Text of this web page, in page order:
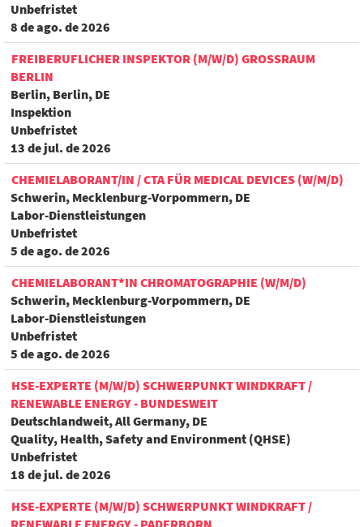
Unbefristet
8 de ago. de 2026
FREIBERUFLICHER INSPEKTOR (M/W/D) GROSSRAUM B
ERLIN
Berlin, Berlin, DE
Inspektion
Unbefristet
13 de jul. de 2026
CHEMIELABORANT/IN / CTA FÜR MEDICAL DEVICES (W/M/D)
Schwerin, Mecklenburg-Vorpommern, DE
Labor-Dienstleistungen
Unbefristet
5 de ago. de 2026
CHEMIELABORANT*IN CHROMATOGRAPHIE (W/M/D)
Schwerin, Mecklenburg-Vorpommern, DE
Labor-Dienstleistungen
Unbefristet
5 de ago. de 2026
HSE-EXPERTE (M/W/D) SCHWERPUNKT WINDKRAFT /
RENEWABLE ENERGY - BUNDESWEIT
Deutschlandweit, All Germany, DE
Quality, Health, Safety and Environment (QHSE)
Unbefristet
18 de jul. de 2026
HSE-EXPERTE (M/W/D) SCHWERPUNKT WINDKRAFT /
RENEWABLE ENERGY - PADERBORN